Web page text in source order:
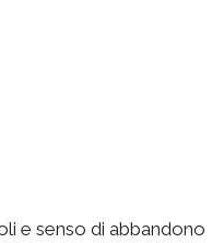
e senso di abbandono